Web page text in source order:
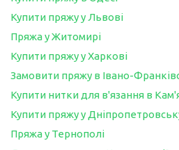
Купити пряжу у Львові
Пряжа у Житомирі
Купити пряжу у Харкові
Замовити пряжу в Івано-
Купити нитки для в'язання в
Купити пряжу у
Пряжа у Тернополі